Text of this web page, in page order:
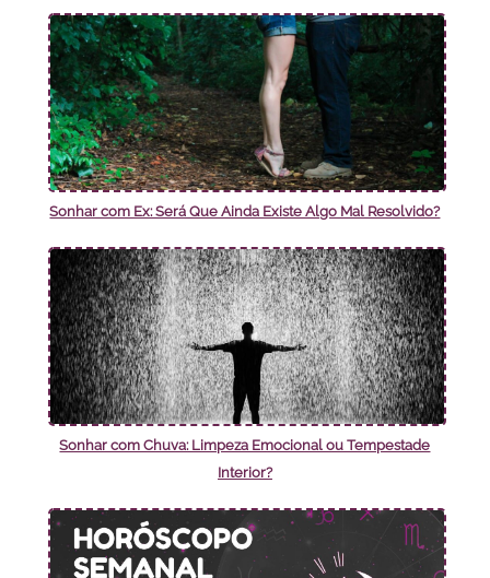
Sonhar com Ex: Será Que Ainda Existe Algo Mal Resolvido?
Sonhar com Chuva: Limpeza Emocional ou Tempestade
Interior?